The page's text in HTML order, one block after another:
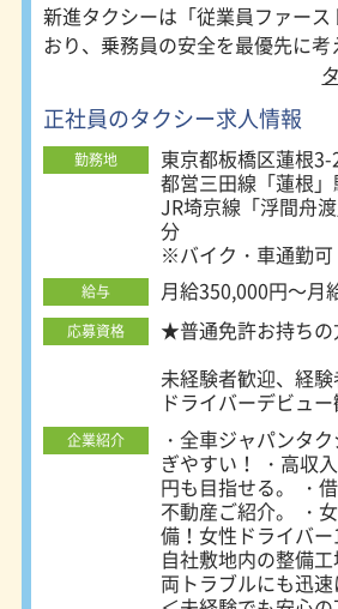
内防犯カメラも装
都内と違って、駅付
な仕事です。「流
ような営業スタイ
めての方でも安心し
バーライフをスター
また、乗務中も休憩
保できる体制が整っ
ハリをつけてバッ
新進タクシーは「従業員ファース
おり、乗務員の安全を最優先に考
正社員のタクシー求人情報
勤務地
東京都板橋区蓮根3-
都営三田線「蓮根
JR埼京線「浮間舟
分
※バイク・車通勤可
給与 月給350,000円～月
応募資格
★普通免許お持ちの
未経験者歓迎、経
ドライバーデビュ
第二新卒・フリー
歓迎
フリーター歓迎、社
学歴不問・性別不
20代、30代、40代
中
接客経験活かせます
企業紹介
・全車ジャパンタ
ぎやすい！ ・高収
円も目指せる。 ・
不動産ご紹介。 ・
備！女性ドライバー
自社敷地内の整備
両トラブルにも迅